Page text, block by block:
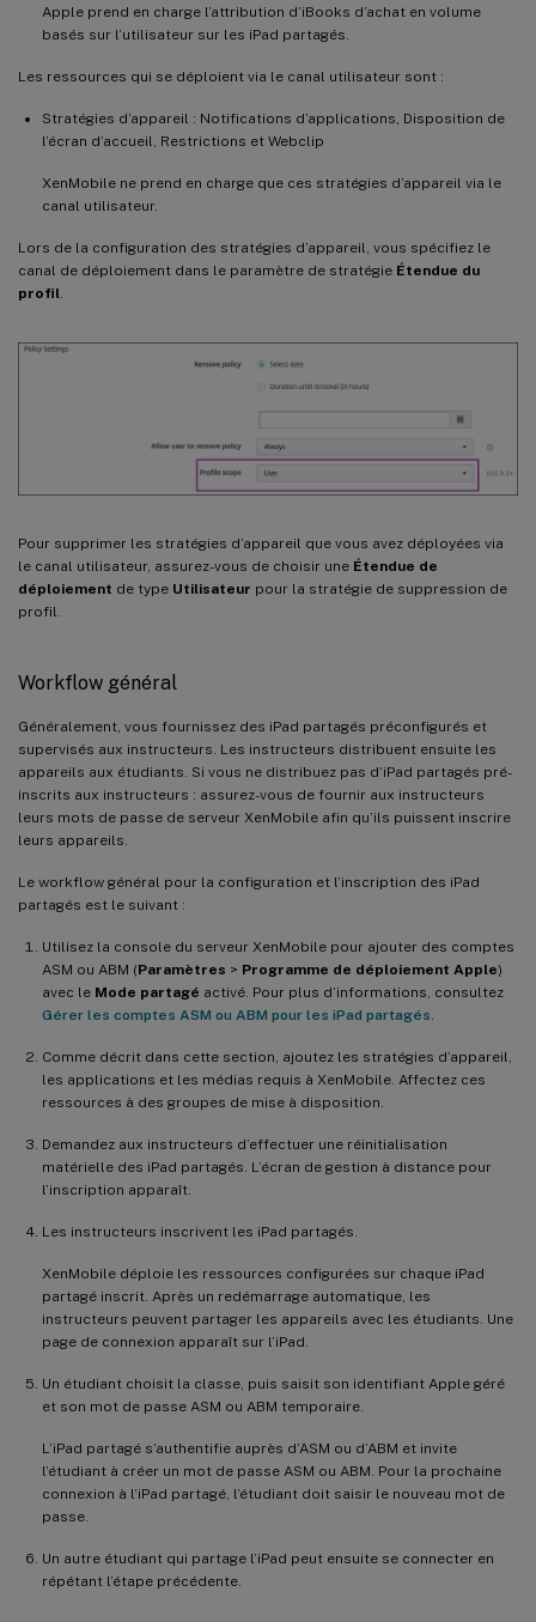
Apple prend en charge l’attribution d’iBooks d’achat en volume
basés sur l’utilisateur sur les iPad partagés.
Les ressources qui se déploient via le canal utilisateur sont :
Stratégies d’appareil : Notifications d’applications, Disposition de
l’écran d’accueil, Restrictions et Webclip
XenMobile ne prend en charge que ces stratégies d’appareil via le
canal utilisateur.
Lors de la configuration des stratégies d’appareil, vous spécifiez le
canal de déploiement dans le paramètre de stratégie Étendue du
profil
Pour supprimer les stratégies d’appareil que vous avez déployées via
le canal utilisateur, assurez-vous de choisir une Étendue de
déploiement de type Utilisateur pour la stratégie de suppression de
profil.
Workflow général
Généralement, vous fournissez des iPad partagés préconfigurés et
supervisés aux instructeurs. Les instructeurs distribuent ensuite les
appareils aux étudiants. Si vous ne distribuez pas d’iPad partagés pré-
inscrits aux instructeurs : assurez-vous de fournir aux instructeurs
leurs mots de passe de serveur XenMobile afin qu’ils puissent inscrire
leurs appareils.
Le workflow général pour la configuration et l’inscription des iPad
partagés est le suivant :
Utilisez la console du serveur XenMobile pour ajouter des comptes
ASM ou ABM (Paramètres > Programme de déploiement Apple)
avec le Mode partagé activé. Pour plus d’informations, consultez
Gérer les comptes ASM ou ABM pour les iPad partagés.
Comme décrit dans cette section, ajoutez les stratégies d’appareil,
les applications et les médias requis à XenMobile. Affectez ces
ressources à des groupes de mise à disposition.
Demandez aux instructeurs d’effectuer une réinitialisation
matérielle des iPad partagés. L’écran de gestion à distance pour
l’inscription apparaît.
Les instructeurs inscrivent les iPad partagés.
XenMobile déploie les ressources configurées sur chaque iPad
partagé inscrit. Après un redémarrage automatique, les
instructeurs peuvent partager les appareils avec les étudiants. Une
page de connexion apparaît sur l’iPad.
Un étudiant choisit la classe, puis saisit son identifiant Apple géré
et son mot de passe ASM ou ABM temporaire.
L’iPad partagé s’authentifie auprès d’ASM ou d’ABM et invite
l’étudiant à créer un mot de passe ASM ou ABM. Pour la prochaine
connexion à l’iPad partagé, l’étudiant doit saisir le nouveau mot de
passe.
Un autre étudiant qui partage l’iPad peut ensuite se connecter en
répétant l’étape précédente.